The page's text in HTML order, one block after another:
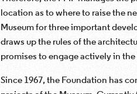
location as to where to raise the
Museum for three important
draws up the rules of the
promises to engage actively in
Since 1967, the Foundation has